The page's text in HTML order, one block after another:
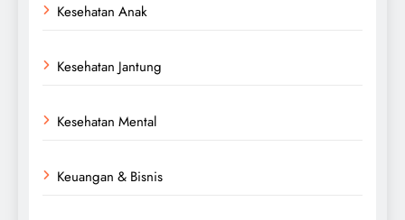
Kesehatan Anak
Kesehatan Jantung
Kesehatan Mental
Keuangan & Bisnis